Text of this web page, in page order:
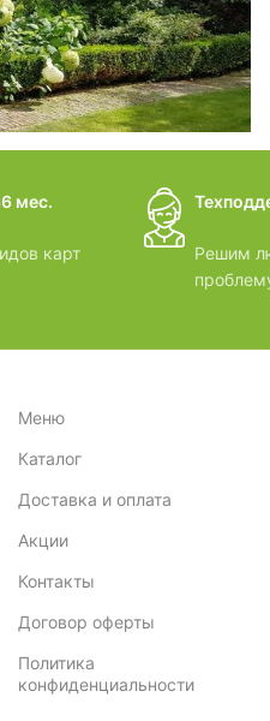
мес.
карт
Решим
Меню
Каталог
Доставка и оплата
Акции
Контакты
Договор оферты
Политика
конфиденциальности